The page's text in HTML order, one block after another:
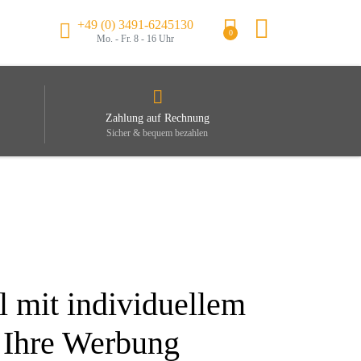
+49 (0) 3491-6245130
Mo. - Fr. 8 - 16 Uhr
0
Zahlung auf Rechnung
Sicher & bequem bezahlen
mit individuellem
Werbung